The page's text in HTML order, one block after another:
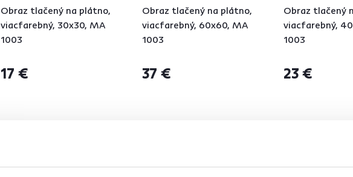
Obraz tlačený na plátno,
viacfarebný, 30x30, MA
1003
17 €
Obraz tlačený na plátno,
viacfarebný, 60x60, MA
1003
37 €
Obraz tlačený
viacfarebný,
1003
23 €